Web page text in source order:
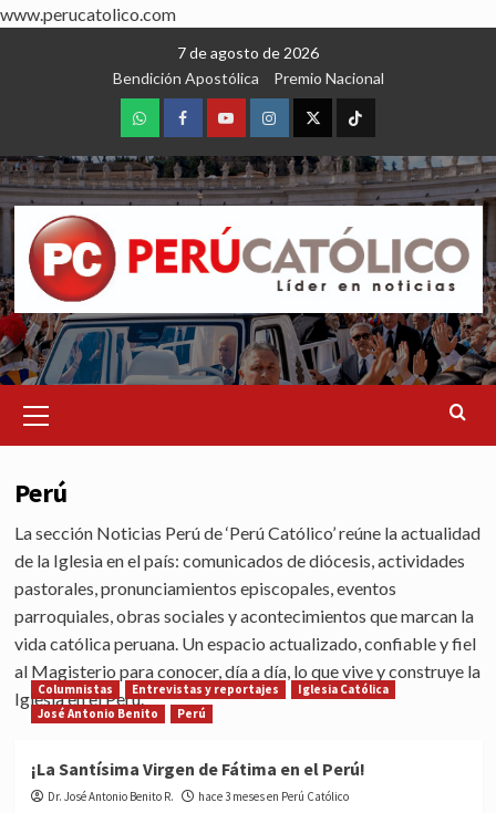
www.perucatolico.com
7 de agosto de 2026
Bendición Apostólica
Premio Nacional
WhatsAppFacebookYoutubeInstagram
X TikTok
Menu
Perú
La sección Noticias Perú de ‘Perú Católico’ reúne la actualidad
de la Iglesia en el país: comunicados de diócesis, actividades
pastorales, pronunciamientos episcopales, eventos
parroquiales, obras sociales y acontecimientos que marcan la
vida católica peruana. Un espacio actualizado, confiable y fiel
al Magisterio para conocer, día a día, lo que vive y construye la
Iglesia en el Perú.
Columnistas Entrevistas y reportajes
Iglesia Católica
José Antonio Benito
Perú
¡La Santísima Virgen de Fátima en el Perú!
Dr. José Antonio Benito R. hace 3 meses en Perú Católico